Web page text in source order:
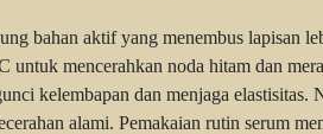
bahan aktif yang menembus lapisan
untuk mencerahkan noda hitam dan
kelembapan dan menjaga elastisitas.
alami. Pemakaian rutin serum